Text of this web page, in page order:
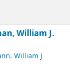
William J.
William J